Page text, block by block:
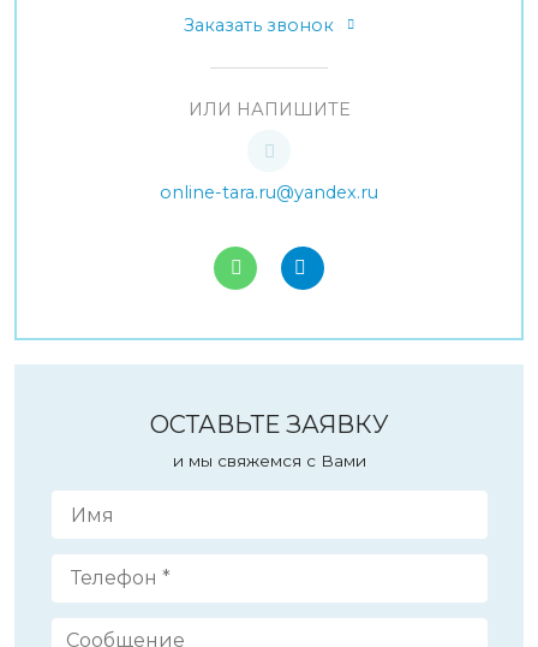
Заказать звонок
ИЛИ НАПИШИТЕ
online-tara.ru@yandex.ru
ОСТАВЬТЕ ЗАЯВКУ
и мы свяжемся с Вами